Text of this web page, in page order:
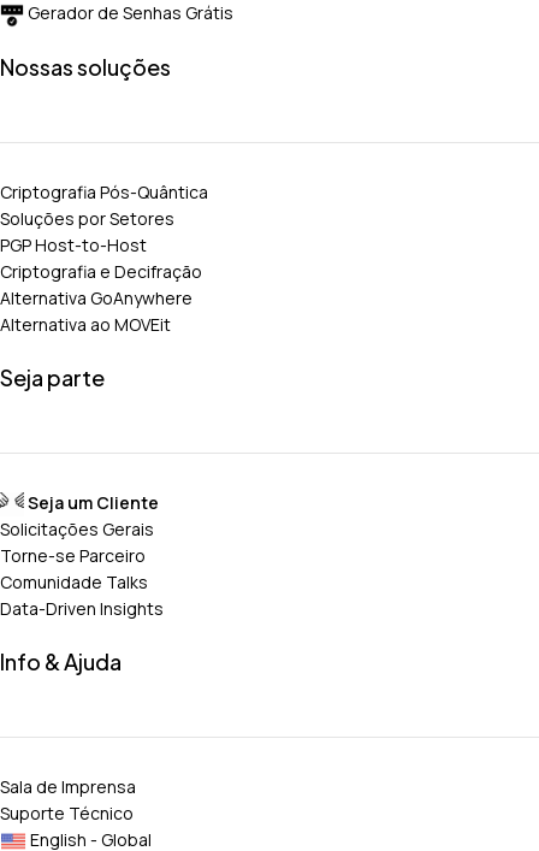
Gerador de Senhas Grátis
Nossas soluções
Criptografia Pós-Quântica
Soluções por Setores
PGP Host-to-Host
Criptografia e Decifração
Alternativa GoAnywhere
Alternativa ao MOVEit
Seja parte
Seja um Cliente
Solicitações Gerais
Torne-se Parceiro
Comunidade Talks
Data-Driven Insights
Info & Ajuda
Sala de Imprensa
Suporte Técnico
English - Global